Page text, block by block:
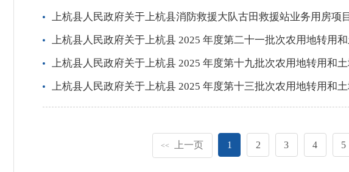
上杭县人民政府关于上杭县消防救援大队古田救援站业务用房项
上杭县人民政府关于上杭县 2025 年度第二十一批次农用地转用
上杭县人民政府关于上杭县 2025 年度第十九批次农用地转用和
上杭县人民政府关于上杭县 2025 年度第十三批次农用地转用和
<< 上一页 1 2 3 4 5